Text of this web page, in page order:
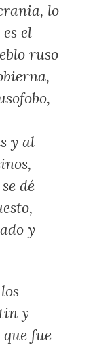
lo
el
ruso
y al
dé
y
y
fue